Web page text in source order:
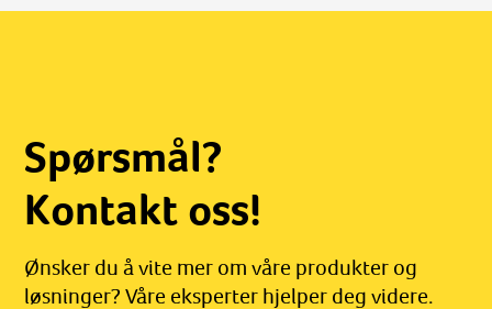
Spørsmål?
Kontakt oss!
Ønsker du å vite mer om våre produkter og
løsninger? Våre eksperter hjelper deg videre.